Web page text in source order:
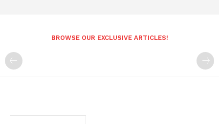
BROWSE OUR EXCLUSIVE ARTICLES!